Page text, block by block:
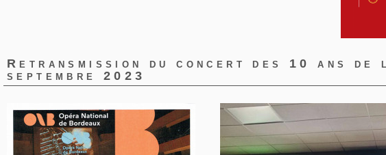
Retransmission du concert des 10 ans
septembre 2023